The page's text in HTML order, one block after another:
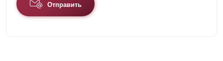
Отправить